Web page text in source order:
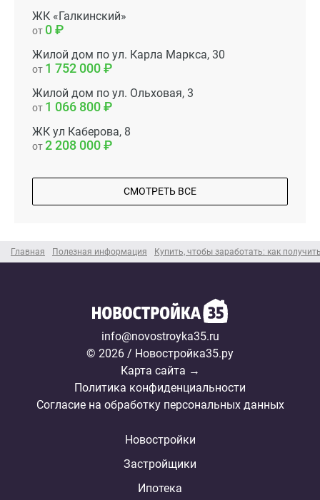
Главная Полезная информация Купить, чтобы заработать: как
ЖК «Галкинский»
от 0
Жилой дом по ул. Карла Маркса, 30
от 1 752 000
Жилой дом по ул. Ольховая, 3
от 1 066 800
ЖК ул Каберова, 8
от2 208 000
СМОТРЕТЬ ВСЕ
info@novostroyka35.ru
© 2026 / Новостройка35.ру
Карта сайта →
Политика конфиденциальности
Согласие на обработку персональных данных
Новостройки
Застройщики
Ипотека